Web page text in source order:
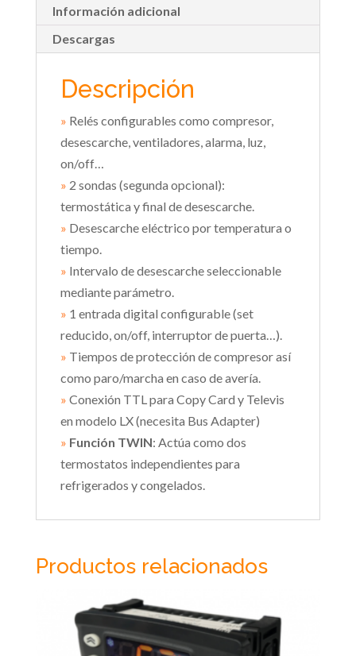
Información adicional
Descargas
Descripción
» Relés configurables como compresor,
desescarche, ventiladores, alarma, luz,
on/off…
» 2 sondas (segunda opcional):
termostática y final de desescarche.
» Desescarche eléctrico por temperatura o
tiempo.
» Intervalo de desescarche seleccionable
mediante parámetro.
» 1 entrada digital configurable (set
reducido, on/off, interruptor de puerta…).
» Tiempos de protección de compresor así
como paro/marcha en caso de avería.
» Conexión TTL para Copy Card y Televis
en modelo LX (necesita Bus Adapter)
» Función TWIN: Actúa como dos
termostatos independientes para
refrigerados y congelados.
Productos relacionados